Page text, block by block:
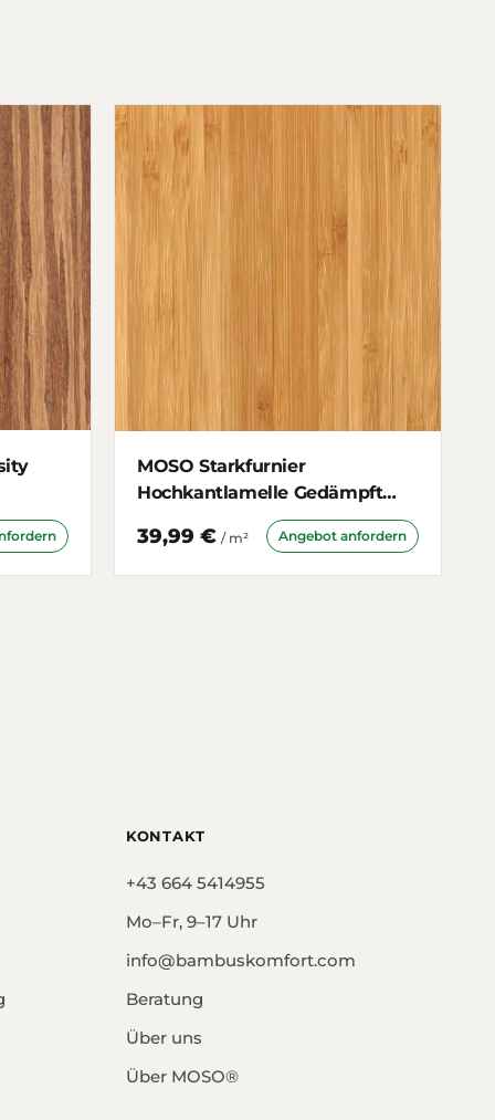
MOSO Starkfurnier
Hochkantlamelle Gedämpft
39,99 € / m² Angebot anfordern
KONTAKT
+43 664 5414955
Mo–Fr, 9–17 Uhr
info@bambuskomfort.com
Beratung
Über uns
Über MOSO®